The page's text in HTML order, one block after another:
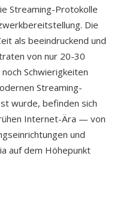
Streaming-Protokolle
Die
als beeindruckend und
von nur 20-30
Schwierigkeiten
Streaming-
wurde, befinden sich
Internet-Ära — von
und
auf dem Höhepunkt